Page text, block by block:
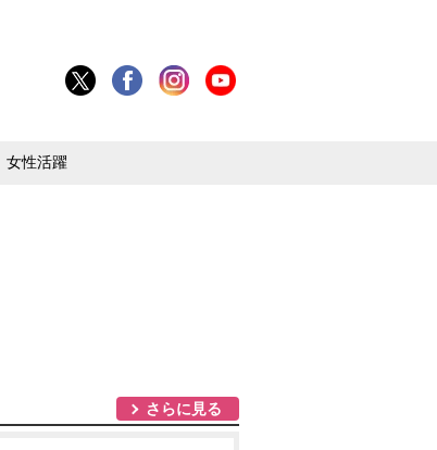
女性活躍
さらに見る